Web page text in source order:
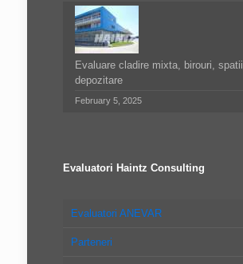
Evaluare cladire mixta, birouri, spatii
depozitare
February 5, 2025
Evaluatori Haintz Consulting
Evaluatori ANEVAR
Parteneri